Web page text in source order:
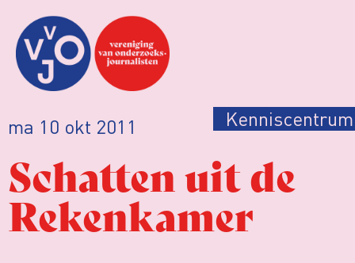
ma 10 okt 2011 Kenniscentrum
Schatten uit de
Rekenkamer